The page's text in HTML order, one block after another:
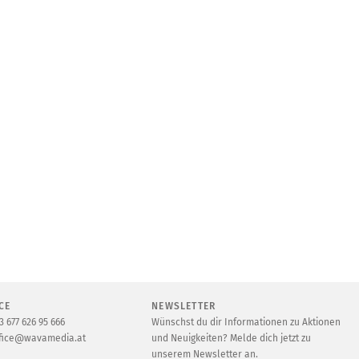
677 626 95 666
NEWSLETTER
Wünschst du dir Informationen zu Aktionen
und Neuigkeiten? Melde dich jetzt zu
unserem Newsletter an.